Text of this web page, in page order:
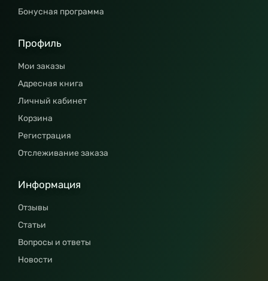
Бонусная программа
Профиль
Мои заказы
Адресная книга
Личный кабинет
Корзина
Регистрация
Отслеживание заказа
Информация
Отзывы
Статьи
Вопросы и ответы
Новости